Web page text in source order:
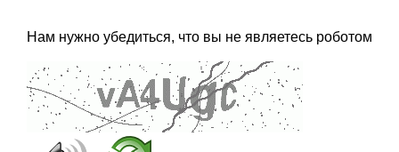
Нам нужно убедиться, что вы не являетесь роботом